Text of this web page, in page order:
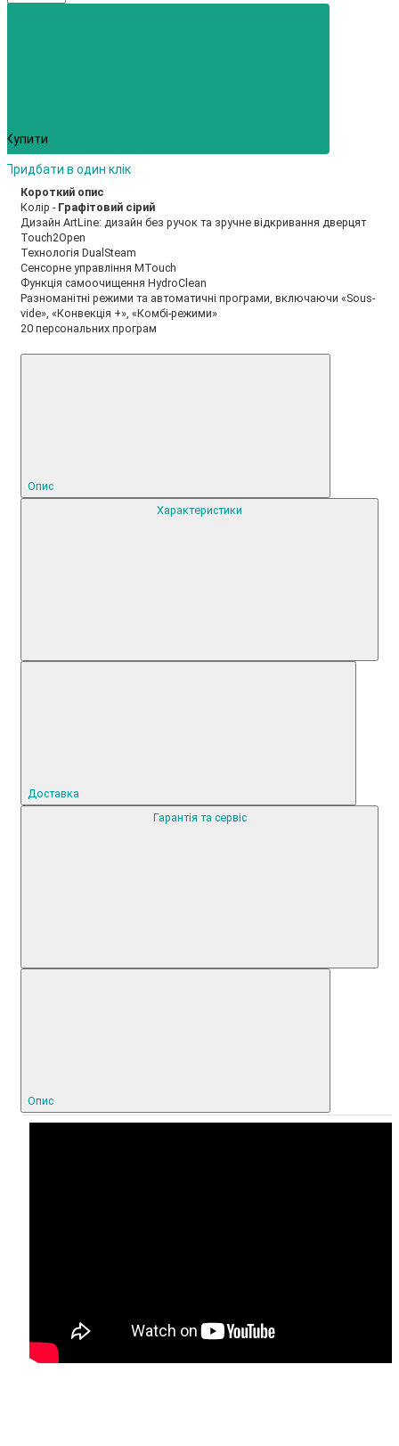
Купити
Придбати в один клік
Короткий опис
Колір - Графітовий сірий
Дизайн ArtLine: дизайн без ручок та зручне відкривання дверцят
Touch2Open
Технологія DualSteam
Сенсорне управління MTouch
Функція самоочищення HydroClean
Разноманітні режими та автоматичні програми, включаючи «Sous-
vide», «Конвекція +», «Комбі-режими»
20 персональних програм
Опис
Доставка
Гарантія та сервіс
Опис